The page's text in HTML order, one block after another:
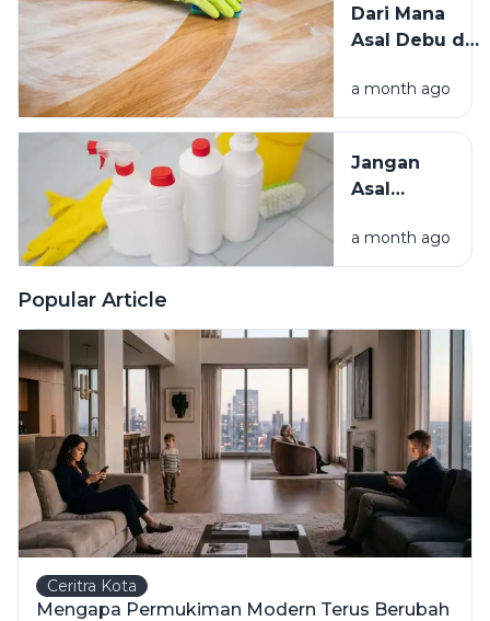
Hama
Lainnya Ke
Dari Mana
Asal Debu di
Kenali
Penyebab
Mengatasinya
a month ago
Jangan
Asal
Bahan
Pembersih
a month ago
Popular Article
Ceritra Kota
Mengapa Permukiman Modern Terus Berubah